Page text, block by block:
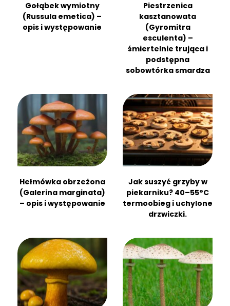
Gołąbek wymiotny
(Russula emetica) –
opis i występowanie
Piestrzenica
kasztanowata
(Gyromitra
esculenta) –
śmiertelnie trująca i
podstępna
sobowtórka smardza
Hełmówka obrzeżona
(Galerina marginata)
– opis i występowanie
Jak suszyć grzyby w
piekarniku? 40–55°C
termoobieg i uchylone
drzwiczki.